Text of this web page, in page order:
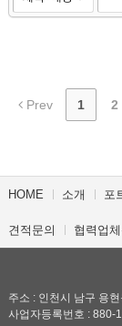
Prev 1 2
HOME 소개 포
견적문의 협력업
주소 : 인천시 남구 용
사업자등록번호 : 880-